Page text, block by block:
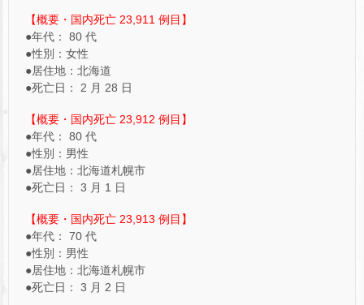
【概要・国内死亡 23,911 例目】
●年代： 80 代
●性別：女性
●居住地：北海道
●死亡日： 2 月 28 日
【概要・国内死亡 23,912 例目】
●年代： 80 代
●性別：男性
●居住地：北海道札幌市
●死亡日： 3 月 1 日
【概要・国内死亡 23,913 例目】
●年代： 70 代
●性別：男性
●居住地：北海道札幌市
●死亡日： 3 月 2 日